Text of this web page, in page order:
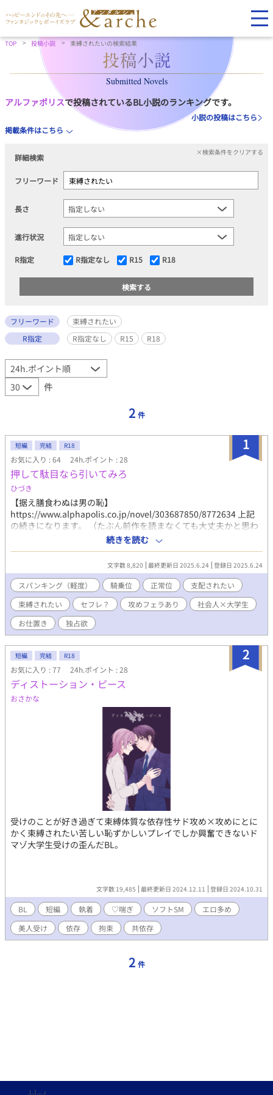
TOP 投稿小説 束縛されたいの検索結果
Submitted Novels
アルファポリスで投稿されているBL小説のランキングです。
小説の投稿はこちら
掲載条件はこちら
詳細検索
×検索条件をクリアする
フリーワード
長さ
進行状況
R指定 R指定なし R15 R18
フリーワード
束縛されたい
R指定
R指定なし R15 R18
件
2 件
1
短編 完結 R18
お気に入り : 64 24h.ポイント : 28
押して駄目なら引いてみろ
ひづき
【据え膳食わぬは男の恥】
https://www.alphapolis.co.jp/novel/303687850/8772634 上記
の続きになります。 （たぶん前作を読まなくても大丈夫かと思わ
れます） 隼太が好きで好きで、自ら据え膳になるのはもちろん、
自分が隼太にご奉仕するのが当たり前！な祥司。隼太に満足して
貰う為に騎乗位だって頑張ります。 しかし、会えば会うほど次第
に疑問を抱くようになる。 たぶん恋人、ではないような気がす
る。 セフレ？性処理係？隼太は自分のことをどう思っているのだ
ろうか。 【攻】隼太 25歳 消防士 【受】祥司 20歳 大学生 【他】
一祥 25歳 祥司の兄で隼太の友人
続きを読む
文字数 8,820 最終更新日 2025.6.24 登録日 2025.6.24
スパンキング（軽度） 騎乗位 正常位
支配されたい
束縛されたい
セフレ？ 攻めフェラあり
社会人×大学生
お仕置き
独占欲
2
短編 完結 R18
お気に入り : 77 24h.ポイント : 28
ディストーション・ピース
おさかな
受けのことが好き過ぎて束縛体質な依存性サド攻め×攻めにとに
かく束縛されたい苦しい恥ずかしいプレイでしか興奮できないド
マゾ大学生受けの歪んだBL。
文字数 19,485 最終更新日 2024.12.11 登録日 2024.10.31
BL 短編 執着 ♡喘ぎ ソフトSM
エロ多め
美人受け
依存 拘束 共依存
2 件